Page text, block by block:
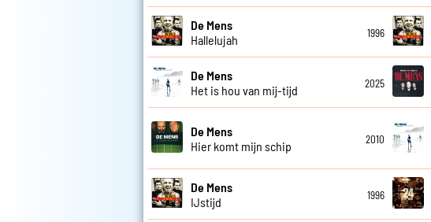
De Mens
Hallelujah
1996
De Mens
Het is hou van mij-tijd
2025
De Mens
Hier komt mijn schip
2010
De Mens
IJstijd
1996